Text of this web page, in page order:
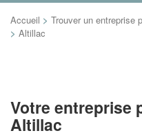
Accueil > Trouver un entreprise
> Altillac
Votre entreprise
Altillac